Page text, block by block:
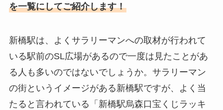
を一覧にしてご紹介します！
新橋駅は、よくサラリーマンへの取材が行われて
いる駅前のSL広場があるので一度は見たことがあ
る人も多いのではないでしょうか。サラリーマン
の街というイメージがある新橋駅ですが、よく当
たると言われている「新橋駅烏森口宝くじラッキ